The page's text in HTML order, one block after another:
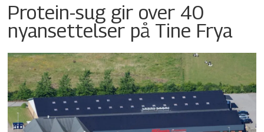
Protein-sug gir over 40
nyansettelser på Tine Frya